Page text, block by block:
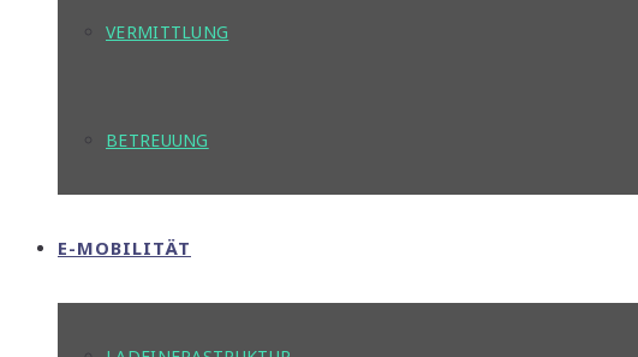
VERMITTLUNG
BETREUUNG
E-MOBILITÄT